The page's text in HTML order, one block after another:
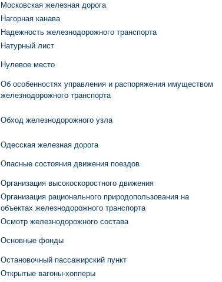
Московская железная дорога
Нагорная канава
Надежность железнодорожного транспорта
Натурный лист
Нулевое место
Об особенностях управления и распоряжения имуществом
железнодорожного транспорта
Обход железнодорожного узла
Одесская железная дорога
Опасные состояния движения поездов
Организация высокоскоростного движения
Организация рационального природопользования на
объектах железнодорожного транспорта
Осмотр железнодорожного состава
Основные фонды
Остановочный пассажирский пункт
Открытые вагоны-хопперы